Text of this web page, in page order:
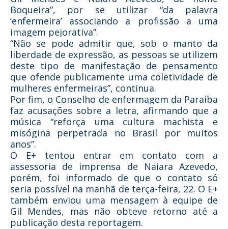
Boqueira”, por se utilizar “da palavra
‘enfermeira’ associando a profissão a uma
imagem pejorativa”.
“Não se pode admitir que, sob o manto da
liberdade de expressão, as pessoas se utilizem
deste tipo de manifestação de pensamento
que ofende publicamente uma coletividade de
mulheres enfermeiras”, continua.
Por fim, o Conselho de enfermagem da Paraíba
faz acusações sobre a letra, afirmando que a
música “reforça uma cultura machista e
misógina perpetrada no Brasil por muitos
anos”.
O E+ tentou entrar em contato com a
assessoria de imprensa de Naiara Azevedo,
porém, foi informado de que o contato só
seria possível na manhã de terça-feira, 22. O E+
também enviou uma mensagem à equipe de
Gil Mendes, mas não obteve retorno até a
publicação desta reportagem.